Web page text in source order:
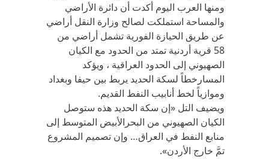
ومنها العرب اليوم أكدت أن دائرة الأراضي
والمساحة استملكت لصالح وزارة النقل أراضي
عن طريق الحيازة الفورية تشمل أراضي من
58 قرية أردنية تمتد من الحدود مع الكيان
الصهيوني إلى الحدود العراقية ، ويؤكد
المسارخطاً لسكة الحديد يربط بين حيفا وبغداد
وموازياً لخط أنابيب النفط القديم.
ويضيف التل «إن سكة الحديد هذه ستوصل
الكيان الصهيوني من البحرالأبيض المتوسط إلى
منابع النفط في العراق… وإن تصميم المشروع
تمَّ خارج الأردن».